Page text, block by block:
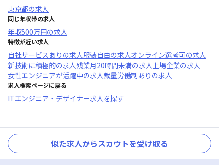
東京都の求人
同じ年収帯の求人
年収500万円の求人
特徴が近い求人
自社サービスあり の求人服装自由の求人オンライン選考可の求人
新技術に積極的の求人残業月20時間未満の求人上場企業の求人
女性エンジニアが活躍中の求人裁量労働制あり の求人
求人検索ページに戻る
ITエンジニア・デザイナー求人を探す
似た求人からスカウトを受け取る